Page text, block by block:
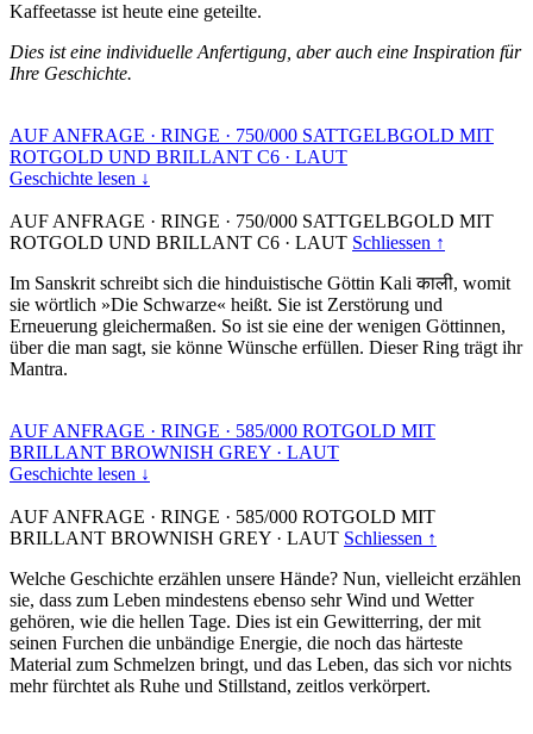
Kaffeetasse ist heute eine geteilte.
Dies ist eine individuelle Anfertigung, aber auch eine Inspiration für
Ihre Geschichte.
AUF ANFRAGE · RINGE · 750/000 SATTGELBGOLD MIT
ROTGOLD UND BRILLANT C6 · LAUT
Geschichte lesen ↓
AUF ANFRAGE · RINGE · 750/000 SATTGELBGOLD MIT
ROTGOLD UND BRILLANT C6 · LAUT Schliessen ↑
Im Sanskrit schreibt sich die hinduistische Göttin Kali काली, womit
sie wörtlich »Die Schwarze« heißt. Sie ist Zerstörung und
Erneuerung gleichermaßen. So ist sie eine der wenigen Göttinnen,
über die man sagt, sie könne Wünsche erfüllen. Dieser Ring trägt ihr
Mantra.
AUF ANFRAGE · RINGE · 585/000 ROTGOLD MIT
BRILLANT BROWNISH GREY · LAUT
Geschichte lesen ↓
AUF ANFRAGE · RINGE · 585/000 ROTGOLD MIT
BRILLANT BROWNISH GREY · LAUT Schliessen ↑
Welche Geschichte erzählen unsere Hände? Nun, vielleicht erzählen
sie, dass zum Leben mindestens ebenso sehr Wind und Wetter
gehören, wie die hellen Tage. Dies ist ein Gewitterring, der mit
seinen Furchen die unbändige Energie, die noch das härteste
Material zum Schmelzen bringt, und das Leben, das sich vor nichts
mehr fürchtet als Ruhe und Stillstand, zeitlos verkörpert.